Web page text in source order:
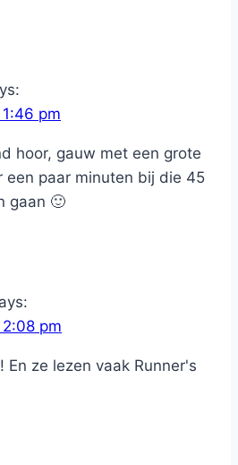
pm
hoor, gauw met een grote
een paar minuten bij die 45
gaan 🙂
pm
En ze lezen vaak Runner's